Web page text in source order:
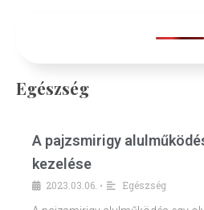
Egészség
A pajzsmirigy
kezelése
2023.03.06. •
Egészség